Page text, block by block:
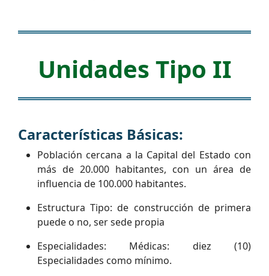
Unidades Tipo II
Características Básicas:
Población cercana a la Capital del Estado con
más de 20.000 habitantes, con un área de
influencia de 100.000 habitantes.
Estructura Tipo: de construcción de primera
puede o no, ser sede propia
Especialidades: Médicas: diez (10)
Especialidades como mínimo.